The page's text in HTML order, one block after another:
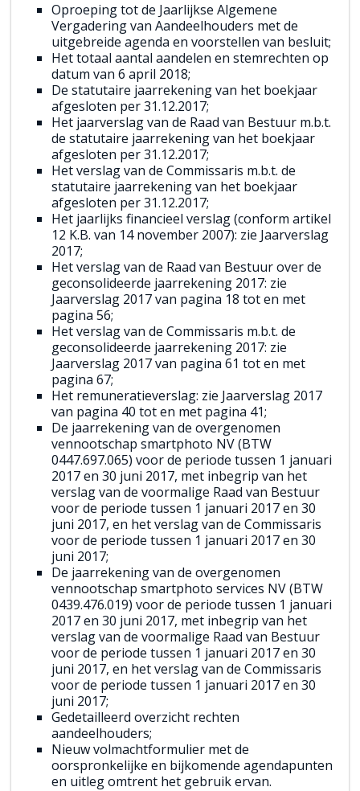
Oproeping tot de Jaarlijkse Algemene
Vergadering van Aandeelhouders met de
uitgebreide agenda en voorstellen van besluit;
Het totaal aantal aandelen en stemrechten op
datum van 6 april 2018;
De statutaire jaarrekening van het boekjaar
afgesloten per 31.12.2017;
Het jaarverslag van de Raad van Bestuur m.b.t.
de statutaire jaarrekening van het boekjaar
afgesloten per 31.12.2017;
Het verslag van de Commissaris m.b.t. de
statutaire jaarrekening van het boekjaar
afgesloten per 31.12.2017;
Het jaarlijks financieel verslag (conform artikel
12 K.B. van 14 november 2007): zie Jaarverslag
2017;
Het verslag van de Raad van Bestuur over de
geconsolideerde jaarrekening 2017: zie
Jaarverslag 2017 van pagina 18 tot en met
pagina 56;
Het verslag van de Commissaris m.b.t. de
geconsolideerde jaarrekening 2017: zie
Jaarverslag 2017 van pagina 61 tot en met
pagina 67;
Het remuneratieverslag: zie Jaarverslag 2017
van pagina 40 tot en met pagina 41;
De jaarrekening van de overgenomen
vennootschap smartphoto NV (BTW
0447.697.065) voor de periode tussen 1 januari
2017 en 30 juni 2017, met inbegrip van het
verslag van de voormalige Raad van Bestuur
voor de periode tussen 1 januari 2017 en 30
juni 2017, en het verslag van de Commissaris
voor de periode tussen 1 januari 2017 en 30
juni 2017;
De jaarrekening van de overgenomen
vennootschap smartphoto services NV (BTW
0439.476.019) voor de periode tussen 1 januari
2017 en 30 juni 2017, met inbegrip van het
verslag van de voormalige Raad van Bestuur
voor de periode tussen 1 januari 2017 en 30
juni 2017, en het verslag van de Commissaris
voor de periode tussen 1 januari 2017 en 30
juni 2017;
Gedetailleerd overzicht rechten
aandeelhouders;
Nieuw volmachtformulier met de
oorspronkelijke en bijkomende agendapunten
en uitleg omtrent het gebruik ervan.